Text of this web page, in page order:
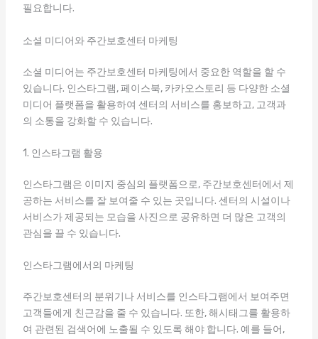
필요합니다.
소셜 미디어와 주간보호센터 마케팅
소셜 미디어는 주간보호센터 마케팅에서 중요한 역할을 할 수
있습니다. 인스타그램, 페이스북, 카카오스토리 등 다양한 소셜
미디어 플랫폼을 활용하여 센터의 서비스를 홍보하고, 고객과
의 소통을 강화할 수 있습니다.
1. 인스타그램 활용
인스타그램은 이미지 중심의 플랫폼으로, 주간보호센터에서 제
공하는 서비스를 잘 보여줄 수 있는 곳입니다. 센터의 시설이나
서비스가 제공되는 모습을 사진으로 공유하면 더 많은 고객의
관심을 끌 수 있습니다.
인스타그램에서의 마케팅
주간보호센터의 분위기나 서비스를 인스타그램에서 보여주면
고객들에게 친근감을 줄 수 있습니다. 또한, 해시태그를 활용하
여 관련된 검색어에 노출될 수 있도록 해야 합니다. 예를 들어,